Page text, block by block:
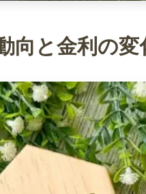
向と金利の変